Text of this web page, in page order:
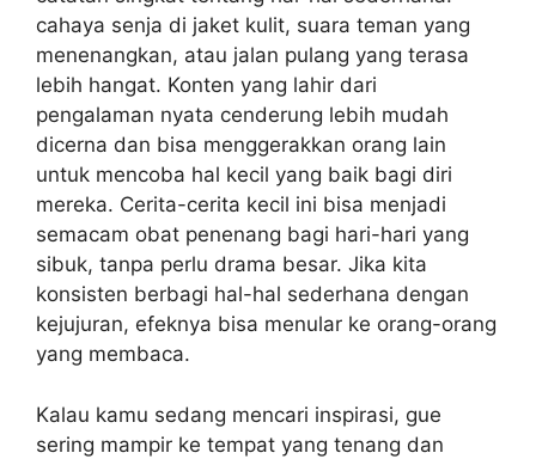
cahaya senja di jaket kulit, suara teman yang
menenangkan, atau jalan pulang yang terasa
lebih hangat. Konten yang lahir dari
pengalaman nyata cenderung lebih mudah
dicerna dan bisa menggerakkan orang lain
untuk mencoba hal kecil yang baik bagi diri
mereka. Cerita-cerita kecil ini bisa menjadi
semacam obat penenang bagi hari-hari yang
sibuk, tanpa perlu drama besar. Jika kita
konsisten berbagi hal-hal sederhana dengan
kejujuran, efeknya bisa menular ke orang-orang
yang membaca.
Kalau kamu sedang mencari inspirasi, gue
sering mampir ke tempat yang tenang dan